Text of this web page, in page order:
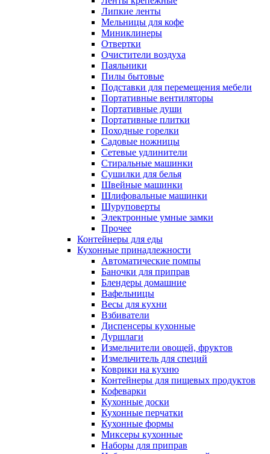
Липкие ленты
Мельницы для кофе
Миниклинеры
Отвертки
Очистители воздуха
Паяльники
Пилы бытовые
Подставки для перемещения мебели
Портативные вентиляторы
Портативные души
Портативные плитки
Походные горелки
Садовые ножницы
Сетевые удлинители
Стиральные машинки
Сушилки для белья
Швейные машинки
Шлифовальные машинки
Шуруповерты
Электронные умные замки
Прочее
Контейнеры для еды
Кухонные принадлежности
Автоматические помпы
Баночки для приправ
Блендеры домашние
Вафельницы
Весы для кухни
Взбиватели
Диспенсеры кухонные
Дуршлаги
Измельчители овощей, фруктов
Измельчитель для специй
Коврики на кухню
Контейнеры для пищевых продуктов
Кофеварки
Кухонные доски
Кухонные перчатки
Кухонные формы
Миксеры кухонные
Наборы для приправ